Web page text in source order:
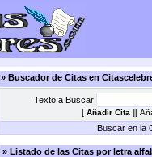
» Buscador de Citas en
Texto a Buscar
[ Añadir Cita ][
Buscar en la
» Listado de las Citas por letra